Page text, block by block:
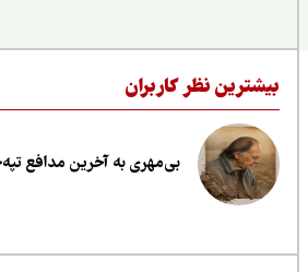
نظر کاربران
بی‌مهری به آخرین مدافع تپه‌حصار